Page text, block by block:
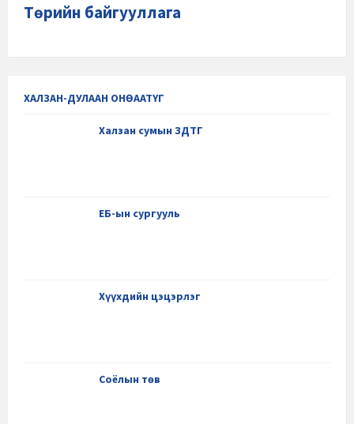
Төрийн байгууллага
ХАЛЗАН-ДУЛААН ОНӨААТҮГ
Халзан сумын ЗДТГ
ЕБ-ын сургууль
Хүүхдийн цэцэрлэг
Соёлын төв